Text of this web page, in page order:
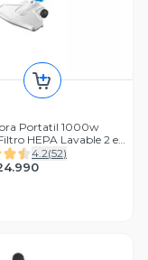
Portatil 1000w
HEPA Lavable 2 en
4.2(52)